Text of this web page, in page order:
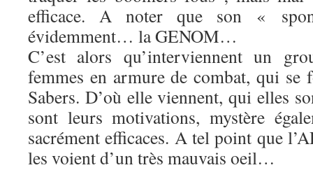
efficace. A noter que son «
évidemment… la GENOM…
C’est alors qu’interviennent un
femmes en armure de combat, qui se
Sabers. D’où elle viennent, qui elles
sont leurs motivations, mystère
sacrément efficaces. A tel point que
les voient d’un très mauvais oeil…